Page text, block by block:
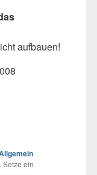
aufbauen!
Setze ein